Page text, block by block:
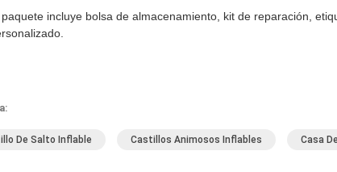
paquete incluye bolsa de almacenamiento, kit de reparación,
De Salto Inflable Castillos Animosos Inflables Casa